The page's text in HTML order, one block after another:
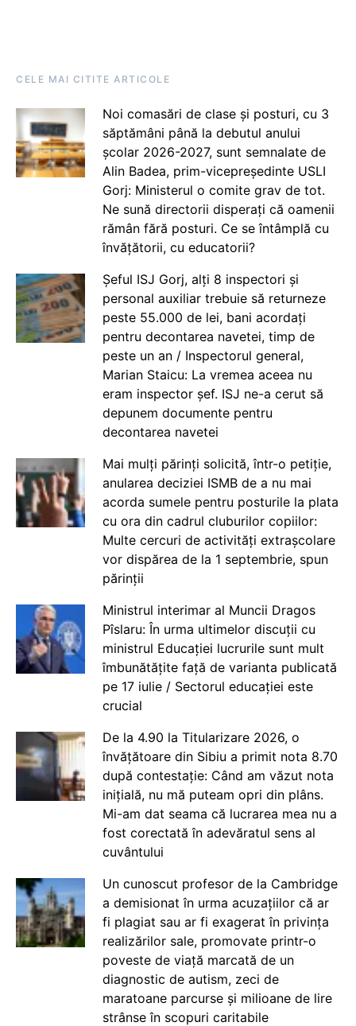
CELE MAI CITITE ARTICOLE
Noi comasări de clase și posturi, cu 3
săptămâni până la debutul anului
școlar 2026-2027, sunt semnalate de
Alin Badea, prim-vicepreședinte USLI
Gorj: Ministerul o comite grav de tot.
Ne sună directorii disperați că oamenii
rămân fără posturi. Ce se întâmplă cu
învățătorii, cu educatorii?
Șeful ISJ Gorj, alți 8 inspectori și
personal auxiliar trebuie să returneze
peste 55.000 de lei, bani acordați
pentru decontarea navetei, timp de
peste un an / Inspectorul general,
Marian Staicu: La vremea aceea nu
eram inspector șef. ISJ ne-a cerut să
depunem documente pentru
decontarea navetei
Mai mulți părinți solicită, într-o petiție,
anularea deciziei ISMB de a nu mai
acorda sumele pentru posturile la plata
cu ora din cadrul cluburilor copiilor:
Multe cercuri de activități extrașcolare
vor dispărea de la 1 septembrie, spun
părinții
Ministrul interimar al Muncii Dragos
Pîslaru: În urma ultimelor discuții cu
ministrul Educației lucrurile sunt mult
îmbunătățite față de varianta publicată
pe 17 iulie / Sectorul educației este
crucial
De la 4.90 la Titularizare 2026, o
învățătoare din Sibiu a primit nota 8.70
după contestație: Când am văzut nota
inițială, nu mă puteam opri din plâns.
Mi-am dat seama că lucrarea mea nu a
fost corectată în adevăratul sens al
cuvântului
Un cunoscut profesor de la Cambridge
a demisionat în urma acuzațiilor că ar
fi plagiat sau ar fi exagerat în privința
realizărilor sale, promovate printr-o
poveste de viață marcată de un
diagnostic de autism, zeci de
maratoane parcurse și milioane de lire
strânse în scopuri caritabile